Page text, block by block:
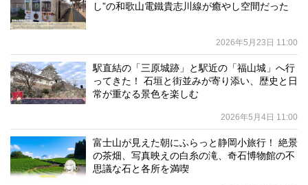
し”の和歌山電鐵貴志川線が癒やし空間だった
2026年5月23日 11:00
駅直結の「三原城跡」と駅近の「福山城」へ行
ってきた！ 石垣と街並みが寄り添い、歴史と日
常が重なる景色を楽しむ
2026年5月4日 11:00
富士山が見えた朝にふらっと静岡小旅行！ 絶景
の茶畑、写真映えの白糸の滝、奇石博物館の不
思議な石と各所を満喫